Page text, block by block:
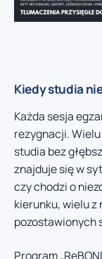
Kiedy studia
Każda sesja
rezygnacji.
studia bez
znajduje się w
czy chodzi o
kierunku, wielu z
pozostawionych
Program